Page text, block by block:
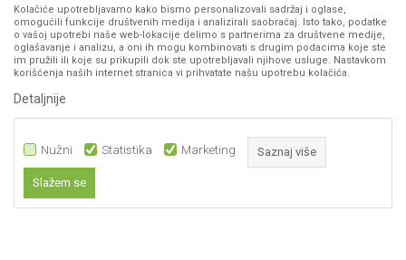
Povraćaj sredstava
Zamjena artikala
Plaćanje karticama
PRATITE NAS
Kolačiće upotrebljavamo kako bismo personalizovali sadržaj i oglase,
omogućili funkcije društvenih medija i analizirali saobraćaj. Isto tako, podatke
o vašoj upotrebi naše web-lokacije delimo s partnerima za društvene medije,
oglašavanje i analizu, a oni ih mogu kombinovati s drugim podacima koje ste
im pružili ili koje su prikupili dok ste upotrebljavali njihove usluge. Nastavkom
korišćenja naših internet stranica vi prihvatate našu upotrebu kolačića.
Detaljnije
Nužni Statistika Marketing Saznaj više
Slažem se